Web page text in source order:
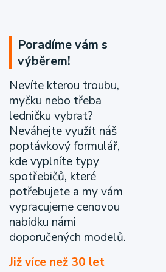
Poradíme vám s
výběrem!
Nevíte kterou troubu,
myčku nebo třeba
ledničku vybrat?
Neváhejte využít náš
poptávkový formulář,
kde vyplníte typy
spotřebičů, které
potřebujete a my vám
vypracujeme cenovou
nabídku námi
doporučených modelů.
Již více než 30 let